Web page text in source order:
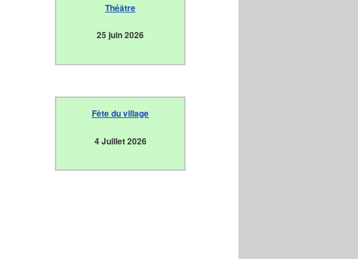
Théâtre
25 juin 2026
Fête du village
4 Juillet 2026